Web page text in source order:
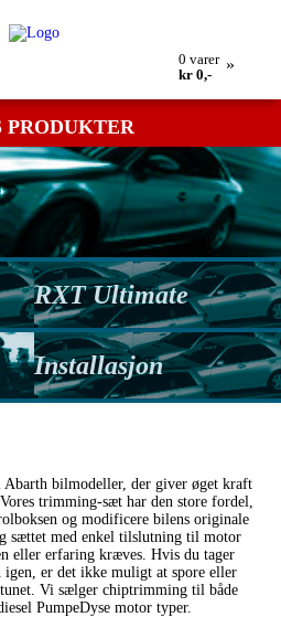
0 varer
kr 0,-
»
PRODUKTER
RXT Ultimate
Installasjon
bilmodeller, der giver øget kraft
trimming-sæt har den store fordel,
og modificere bilens originale
sættet med enkel tilslutning til motor
eller erfaring kræves. Hvis du tager
er det ikke muligt at spore eller
Vi sælger chiptrimming til både
PumpeDyse motor typer.